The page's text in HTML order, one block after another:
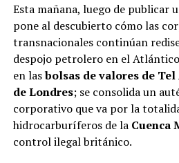
Esta mañana, luego de publicar
pone al descubierto cómo las
transnacionales continúan
despojo petrolero en el
en lasbolsas de valores de
de Londres; se consolida un
corporativo que va por la
hidrocarburíferos de la Cuenca
control ilegal británico.